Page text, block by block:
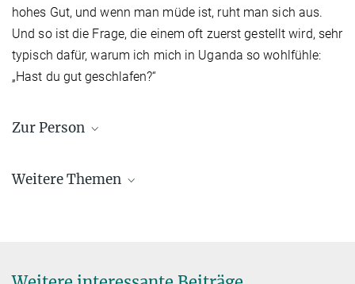
hohes Gut, und wenn man müde ist, ruht man sich aus.
Und so ist die Frage, die einem oft zuerst gestellt wird, sehr
typisch dafür, warum ich mich in Uganda so wohlfühle:
„Hast du gut geschlafen?“
Zur Person
kommt aus Polen und lebt seit acht Jahren in Deutschland. Noch
Rahmen eines Teilprojekts ihrer Doktorarbeit reist sie nach Uganda.
Weitere Themen